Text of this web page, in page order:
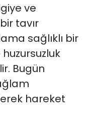
ve
tavır
sağlıklı bir
Bugün
hareket